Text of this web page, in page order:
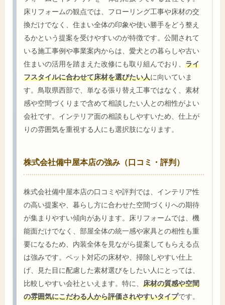
床リフォームの観点では、フローリング工事や床材の交
換だけでなく、住まい全体の印象や使い勝手をどう整え
るかという提案を受けやすいのが特徴です。公開されて
いる施工事例や事業案内からは、愛犬との暮らしや古い
住まいの活用を踏まえた改修にも取り組んでおり、 ライ
フスタイルに合わせて床材を選びたい人に向いていま
す。鳥取県西部で、単なる張り替え工事ではなく、素材
感や空間づくりまで含めて相談したい人との相性がよい
会社です。インテリア面の相談もしやすいため、仕上が
りの雰囲気を重視する人にも選択肢になります。
株式会社備中屋本店の強み（口コミ・評判）
株式会社備中屋本店の口コミや評判では、インテリア性
の高い提案や、暮らし方に合わせた空間づくりへの期待
が集まりやすい傾向があります。床リフォームでは、機
能面だけでなく、部屋全体の統一感や家具との相性も重
要になるため、内装全体を見ながら提案してもらえる点
は強みです。ペット対応の床材や、掃除しやすい仕上
げ、見た目に配慮した素材選びをしたい人にとっては、
比較しやすい会社といえます。特に、 床材の質感や空間
の雰囲気にこだわる人から評価されやすいタイプです。